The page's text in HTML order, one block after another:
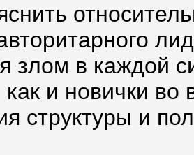
злом в каждой
как и новички
структуры и